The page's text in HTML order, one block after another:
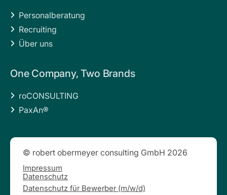
 Personalberatung
 Recruiting
 Über uns
One Company, Two Brands
 roCONSULTING
 PaxAn®
© robert obermeyer consulting GmbH 2026
Impressum
Datenschutz
Datenschutz für Bewerber (m/w/d)